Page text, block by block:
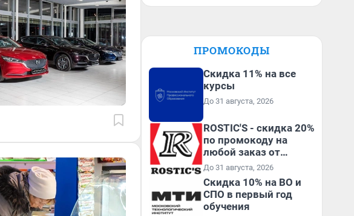
ПРОМОКОДЫ
Скидка 11% на все
курсы
До 31 августа, 2026
ROSTIC'S - скидка 20%
по промокоду на
любой заказ от
3199₽!
До 31 августа, 2026
Скидка 10% на ВО и
СПО в первый год
обучения